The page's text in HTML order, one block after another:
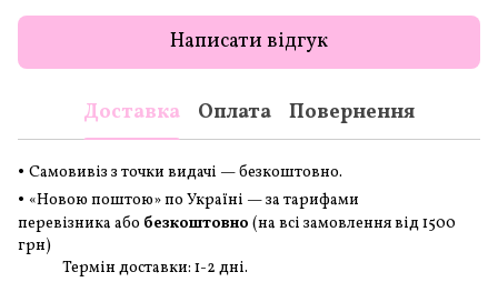
Написати відгук
Доставка Оплата Повернення
• Самовивіз з точки видачі — безкоштовно.
• «Новою поштою» по Україні — за тарифами
перевізника або безкоштовно (на всі замовленнявід 1500
грн)
Термін доставки: 1-2 дні.